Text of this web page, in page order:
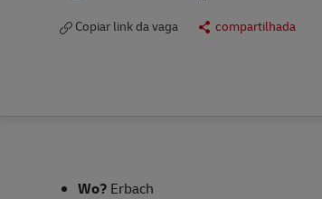
Copiar link da vaga
compartilhada
Wo? Erbach